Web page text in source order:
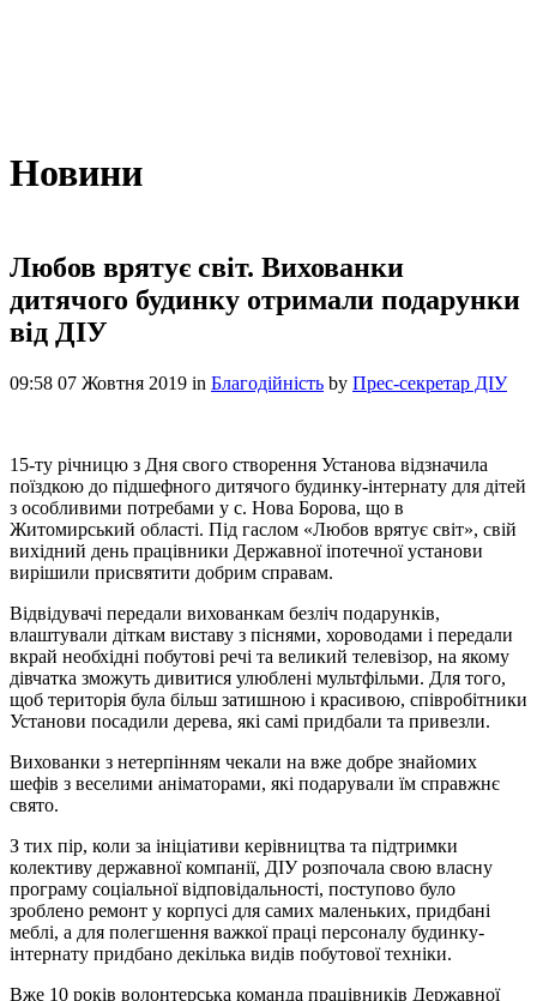
Новини
Любов врятує світ. Вихованки
дитячого будинку отримали подарунки
від ДІУ
09:58 07 Жовтня 2019 in Благодійність by Прес-секретар ДІУ
15-ту річницю з Дня свого створення Установа відзначила
поїздкою до підшефного дитячого будинку-інтернату для дітей
з особливими потребами у с. Нова Борова, що в
Житомирський області. Під гаслом «Любов врятує світ», свій
вихідний день працівники Державної іпотечної установи
вирішили присвятити добрим справам.
Відвідувачі передали вихованкам безліч подарунків,
влаштували діткам виставу з піснями, хороводами і передали
вкрай необхідні побутові речі та великий телевізор, на якому
дівчатка зможуть дивитися улюблені мультфільми. Для того,
щоб територія була більш затишною і красивою, співробітники
Установи посадили дерева, які самі придбали та привезли.
Вихованки з нетерпінням чекали на вже добре знайомих
шефів з веселими аніматорами, які подарували їм справжнє
свято.
З тих пір, коли за ініціативи керівництва та підтримки
колективу державної компанії, ДІУ розпочала свою власну
програму соціальної відповідальності, поступово було
зроблено ремонт у корпусі для самих маленьких, придбані
меблі, а для полегшення важкої праці персоналу будинку-
інтернату придбано декілька видів побутової техніки.
Вже 10 років волонтерська команда працівників Державної